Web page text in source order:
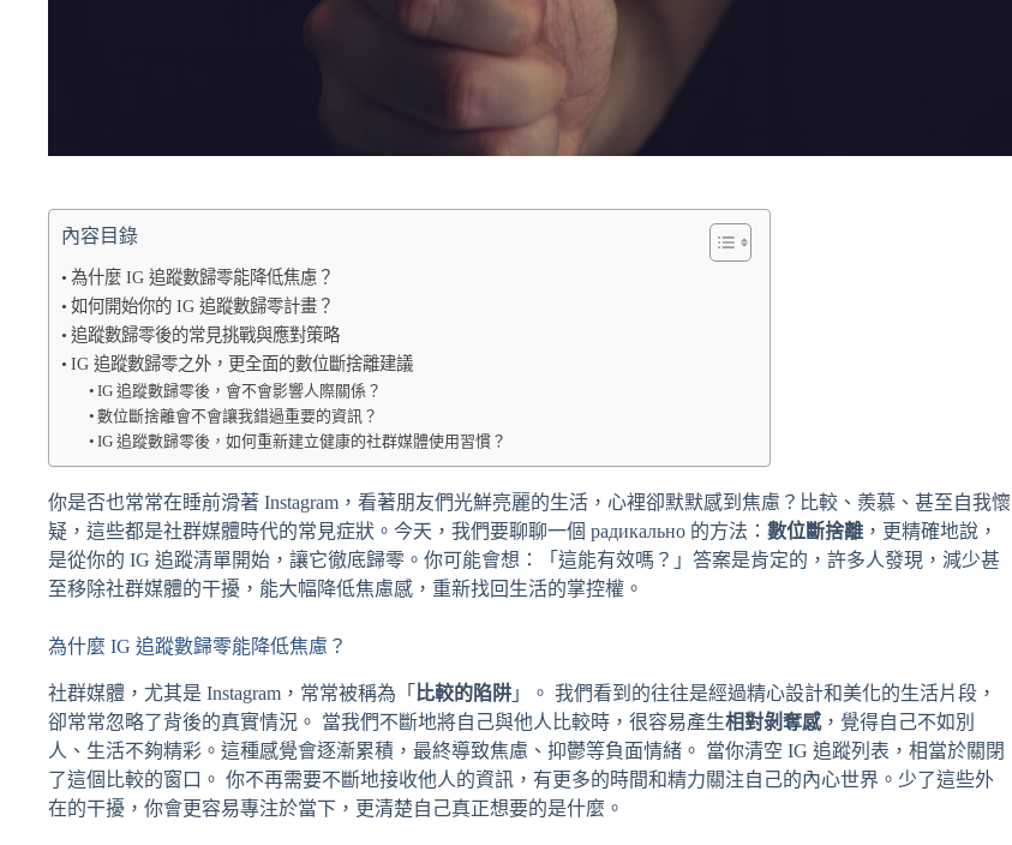
內容目錄
為什麼 IG 追蹤數歸零能降低焦慮？
如何開始你的 IG 追蹤數歸零計畫？
追蹤數歸零後的常見挑戰與應對策略
IG 追蹤數歸零之外，更全面的數位斷捨離建議
IG 追蹤數歸零後，會不會影響人際關係？
數位斷捨離會不會讓我錯過重要的資訊？
IG 追蹤數歸零後，如何重新建立健康的社群媒體使用習慣？
你是否也常常在睡前滑著 Instagram，看著朋友們光鮮亮麗的生活，心裡卻默默感到焦慮？比較、羨慕、甚至自我懷
疑，這些都是社群媒體時代的常見症狀。今天，我們要聊聊一個 радикально 的方法： 數位斷捨離 ，更精確地說，
是從你的 IG 追蹤清單開始，讓它徹底歸零。你可能會想：「這能有效嗎？」答案是肯定的，許多人發現，減少甚
至移除社群媒體的干擾，能大幅降低焦慮感，重新找回生活的掌控權。
為什麼 IG 追蹤數歸零能降低焦慮？
社群媒體，尤其是 Instagram，常常被稱為「 比較的陷阱 」。 我們看到的往往是經過精心設計和美化的生活片段，
卻常常忽略了背後的真實情況。 當我們不斷地將自己與他人比較時，很容易產生相對剝奪感，覺得自己不如別
人、生活不夠精彩。這種感覺會逐漸累積，最終導致焦慮、抑鬱等負面情緒。 當你清空 IG 追蹤列表，相當於關閉
了這個比較的窗口。 你不再需要不斷地接收他人的資訊，有更多的時間和精力關注自己的內心世界。少了這些外
在的干擾，你會更容易專注於當下，更清楚自己真正想要的是什麼。